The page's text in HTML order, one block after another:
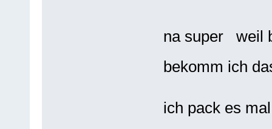
na super weil
bekomm ich
ich pack es